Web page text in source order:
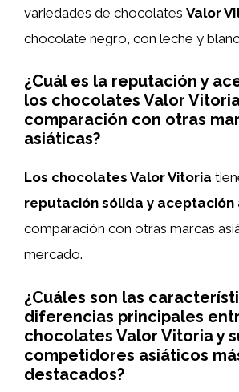
variedades de chocolates Valor
chocolate negro, con leche y
¿Cuál es la reputación y
los chocolates Valor
comparación con otras
asiáticas?
Los chocolates Valor Vitoria
reputación sólida y aceptación
comparación con otras marcas
mercado.
¿Cuáles son las
diferencias principales
chocolates Valor Vitoria y
competidores asiáticos
destacados?